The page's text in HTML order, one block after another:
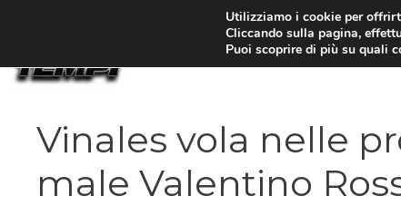
Vinales vola nelle
male Valentino
Utilizziamo i cookie per
Cliccando sulla pagina,
Puoi scoprire di più su quali